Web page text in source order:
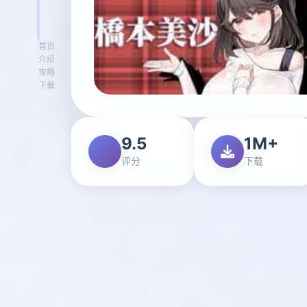
首页
介绍
攻略
下载
9.5
评分
1M+
下载